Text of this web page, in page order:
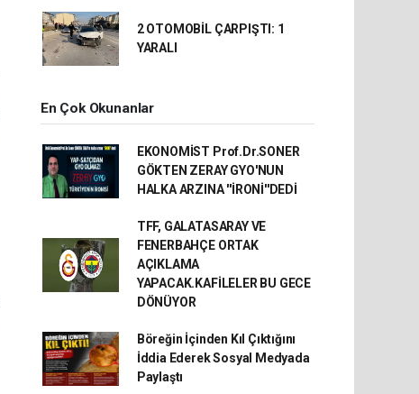
2 OTOMOBİL ÇARPIŞTI: 1
YARALI
En Çok Okunanlar
EKONOMİST Prof.Dr.SONER
GÖKTEN ZERAY GYO'NUN
HALKA ARZINA ''İRONİ''DEDİ
TFF, GALATASARAY VE
FENERBAHÇE ORTAK
AÇIKLAMA
YAPACAK.KAFİLELER BU GECE
DÖNÜYOR
Böreğin İçinden Kıl Çıktığını
İddia Ederek Sosyal Medyada
Paylaştı